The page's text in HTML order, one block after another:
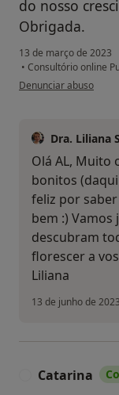
do nosso
Obrigada.
13 de março de 2023
• Consultório online
na opinião do utilizador
Denunciar abuso
Dra. Liliana
Olá AL, Muito
bonitos
feliz por
bem :)
descubram
florescer a
Liliana
13 de junho de 2023
Catarina